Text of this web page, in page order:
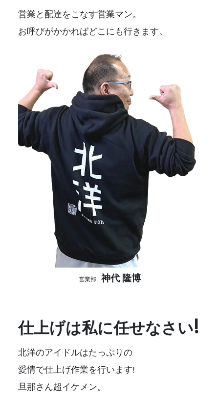
営業と配達をこなす営業マン。
お呼びがかかればどこにも行きます。
営業部 神代 隆博
仕上げは私に任せなさい!
北洋のアイドルはたっぷりの
愛情で仕上げ作業を行います!
旦那さん超イケメン。